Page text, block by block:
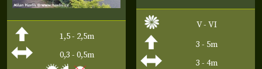
1,5 - 2,5m
0,3 - 0,5m
V - VI
3 - 5m
3 - 4m